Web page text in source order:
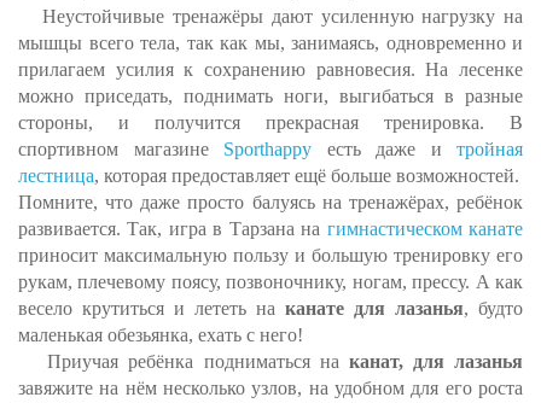
Неустойчивые тренажёры дают усиленную нагрузку на
мышцы всего тела, так как мы, занимаясь, одновременно и
прилагаем усилия к сохранению равновесия. На лесенке
можно приседать, поднимать ноги, выгибаться в разные
стороны, и получится прекрасная тренировка. В
спортивном магазине Sporthappy есть даже и тройная
лестница, которая предоставляет ещё больше возможностей.
Помните, что даже просто балуясь на тренажёрах, ребёнок
развивается. Так, игра в Тарзана на гимнастическом канате
приносит максимальную пользу и большую тренировку его
рукам, плечевому поясу, позвоночнику, ногам, прессу. А как
весело крутиться и лететь на канате для лазанья, будто
маленькая обезьянка, ехать с него!
Приучая ребёнка подниматься на канат, для лазанья
завяжите на нём несколько узлов, на удобном для его роста